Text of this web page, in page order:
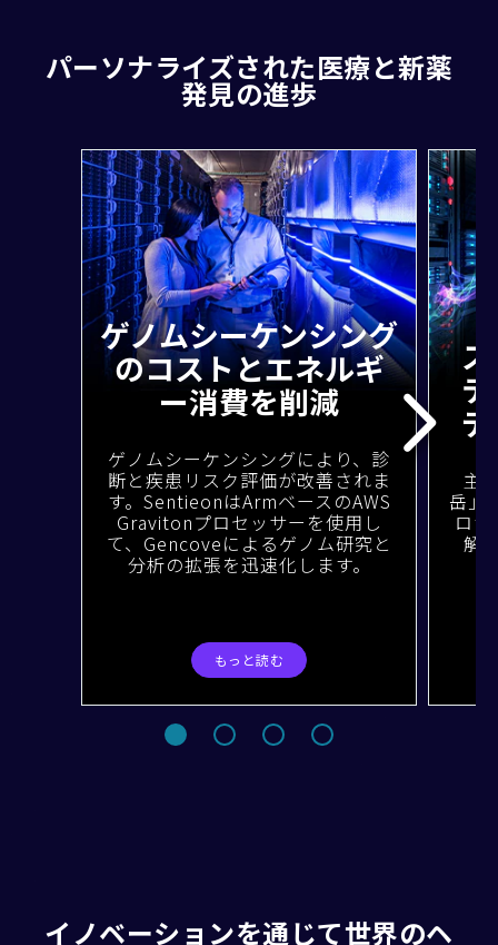
パーソナライズされた医療と新薬
発見の進歩
ゲノムシーケンシング
のコストとエネルギ
ー消費を削減
ゲノムシーケンシングにより、診
断と疾患リスク評価が改善されま
す。SentieonはArmベースのAWS
Gravitonプロセッサーを使用し
て、Gencoveによるゲノム研究と
分析の拡張を迅速化します。
もっと読む
主
岳」
ロ
解
イノベーションを通じて世界のヘ